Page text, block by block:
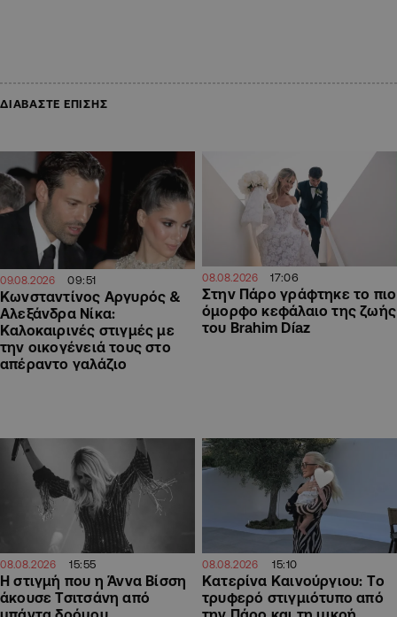
ΔΙΑΒΑΣΤΕ ΕΠΙΣΗΣ
09.08.2026 09:51
Κωνσταντίνος Αργυρός &
Αλεξάνδρα Νίκα:
Καλοκαιρινές στιγμές με
την οικογένειά τους στο
απέραντο γαλάζιο
08.08.2026 17:06
Στην Πάρο γράφτηκε το πιο
όμορφο κεφάλαιο της ζωής
του Brahim Díaz
08.08.2026 15:55
H στιγμή που η Άννα Βίσση
άκουσε Τσιτσάνη από
08.08.2026 15:10
Κατερίνα Καινούργιου: Tο
τρυφερό στιγμιότυπο από